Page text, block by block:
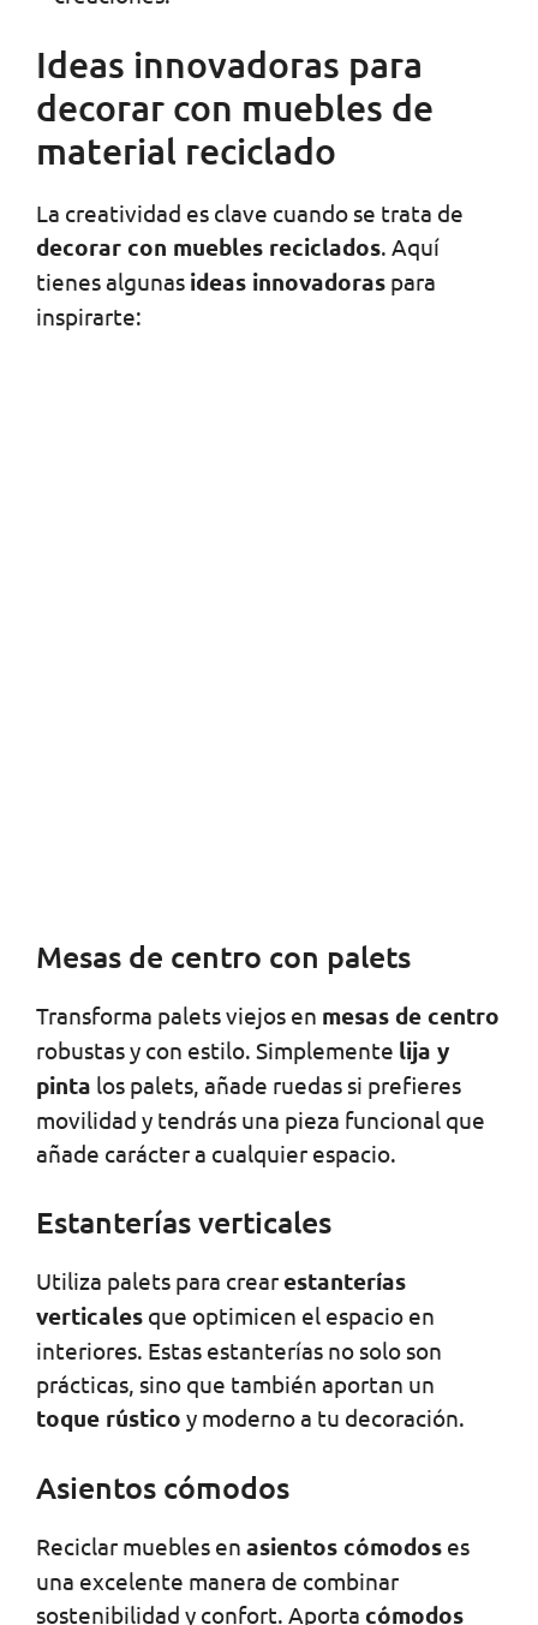
Ideas innovadoras para
decorar con muebles de
material reciclado
La creatividad es clave cuando se trata de
decorar con muebles reciclados. Aquí
tienes algunas ideas innovadoras para
inspirarte:
Mesas de centro con palets
Transforma palets viejos en mesas de centro
robustas y con estilo. Simplemente lija y
pinta los palets, añade ruedas si prefieres
movilidad y tendrás una pieza funcional que
añade carácter a cualquier espacio.
Estanterías verticales
Utiliza palets para crearestanterías
verticales que optimicen el espacio en
interiores. Estas estanterías no solo son
prácticas, sino que también aportan un
toque rústico y moderno a tu decoración.
Asientos cómodos
Reciclar muebles en asientos cómodos es
una excelente manera de combinar
sostenibilidad y confort. Aporta cómodos